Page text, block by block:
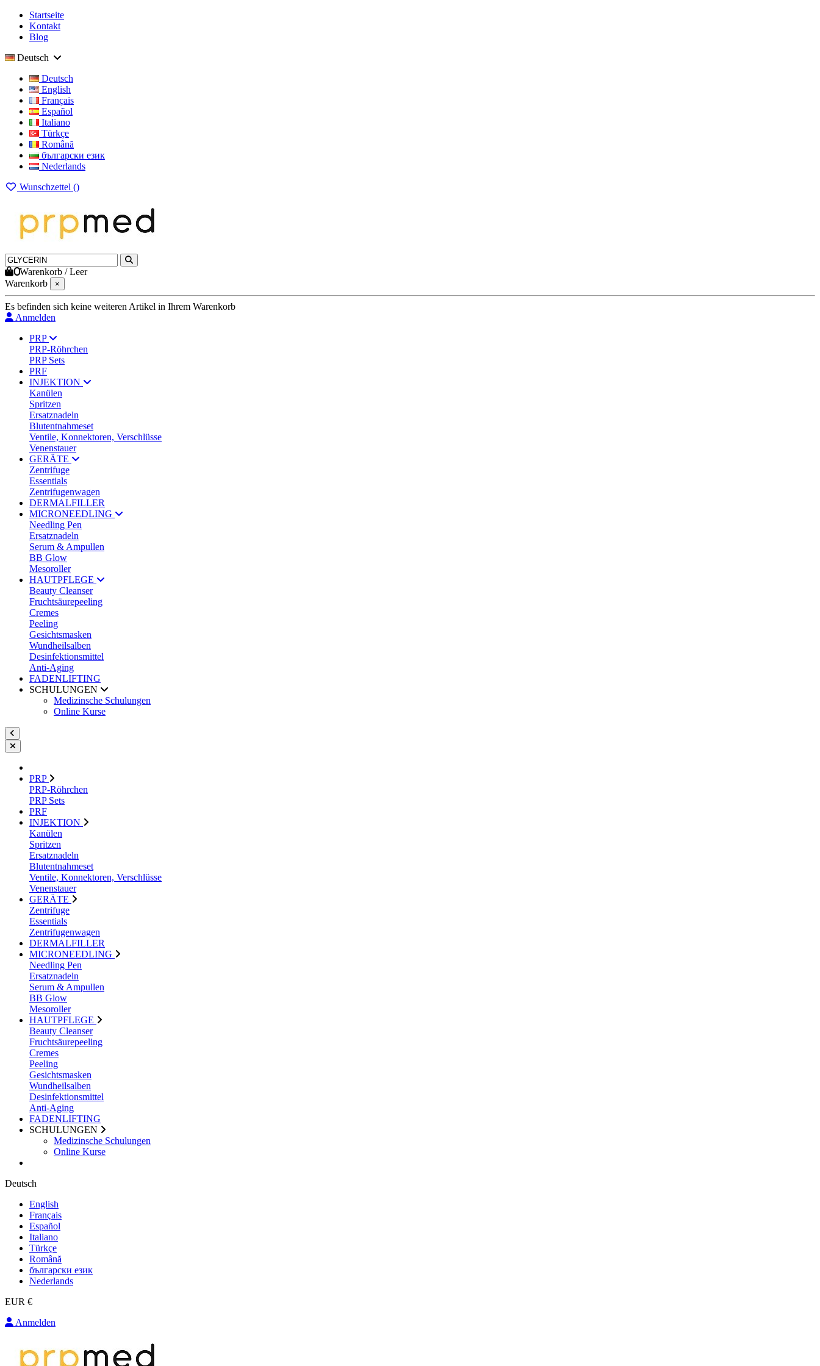
Startseite
Kontakt
Blog
Deutsch
Deutsch
English
Français
Español
Italiano
Türkçe
Română
български език
Nederlands
Wunschzettel ()
0Warenkorb /Leer
Warenkorb
×
Es befinden sich keine weiteren Artikel in Ihrem Warenkorb
Anmelden
PRP
PRP-Röhrchen
PRP Sets
PRF
INJEKTION
Kanülen
Spritzen
Ersatznadeln
Blutentnahmeset
Ventile, Konnektoren, Verschlüsse
Venenstauer
GERÄTE
Zentrifuge
Essentials
Zentrifugenwagen
DERMALFILLER
MICRONEEDLING
Needling Pen
Ersatznadeln
Serum & Ampullen
BB Glow
Mesoroller
HAUTPFLEGE
Beauty Cleanser
Fruchtsäurepeeling
Cremes
Peeling
Gesichtsmasken
Wundheilsalben
Desinfektionsmittel
Anti-Aging
FADENLIFTING
SCHULUNGEN
Medizinsche Schulungen
Online Kurse
PRP
PRP-Röhrchen
PRP Sets
PRF
INJEKTION
Kanülen
Spritzen
Ersatznadeln
Blutentnahmeset
Ventile, Konnektoren, Verschlüsse
Venenstauer
GERÄTE
Zentrifuge
Essentials
Zentrifugenwagen
DERMALFILLER
MICRONEEDLING
Needling Pen
Ersatznadeln
Serum & Ampullen
BB Glow
Mesoroller
HAUTPFLEGE
Beauty Cleanser
Fruchtsäurepeeling
Cremes
Peeling
Gesichtsmasken
Wundheilsalben
Desinfektionsmittel
Anti-Aging
FADENLIFTING
SCHULUNGEN
Medizinsche Schulungen
Online Kurse
Deutsch
English
Français
Español
Italiano
Türkçe
Română
български език
Nederlands
EUR €
Anmelden